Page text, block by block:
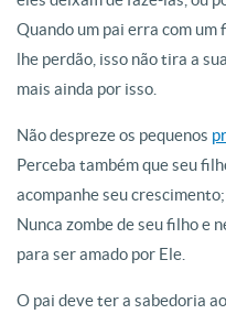
Quando um pai erra com
lhe perdão, isso não tira a
mais ainda por isso.
Não despreze os pequenos
Perceba também que seu
acompanhe seu
Nunca zombe de seu filho e
para ser amado por Ele.
O pai deve ter a sabedoria